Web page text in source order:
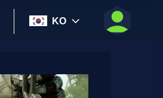
KO